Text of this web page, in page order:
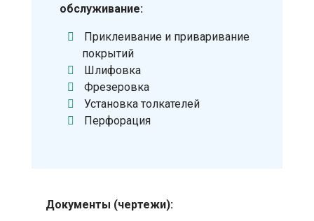
обслуживание:
Приклеивание и приваривание
покрытий
Шлифовка
Фрезеровка
Установка толкателей
Перфорация
Документы (чертежи):